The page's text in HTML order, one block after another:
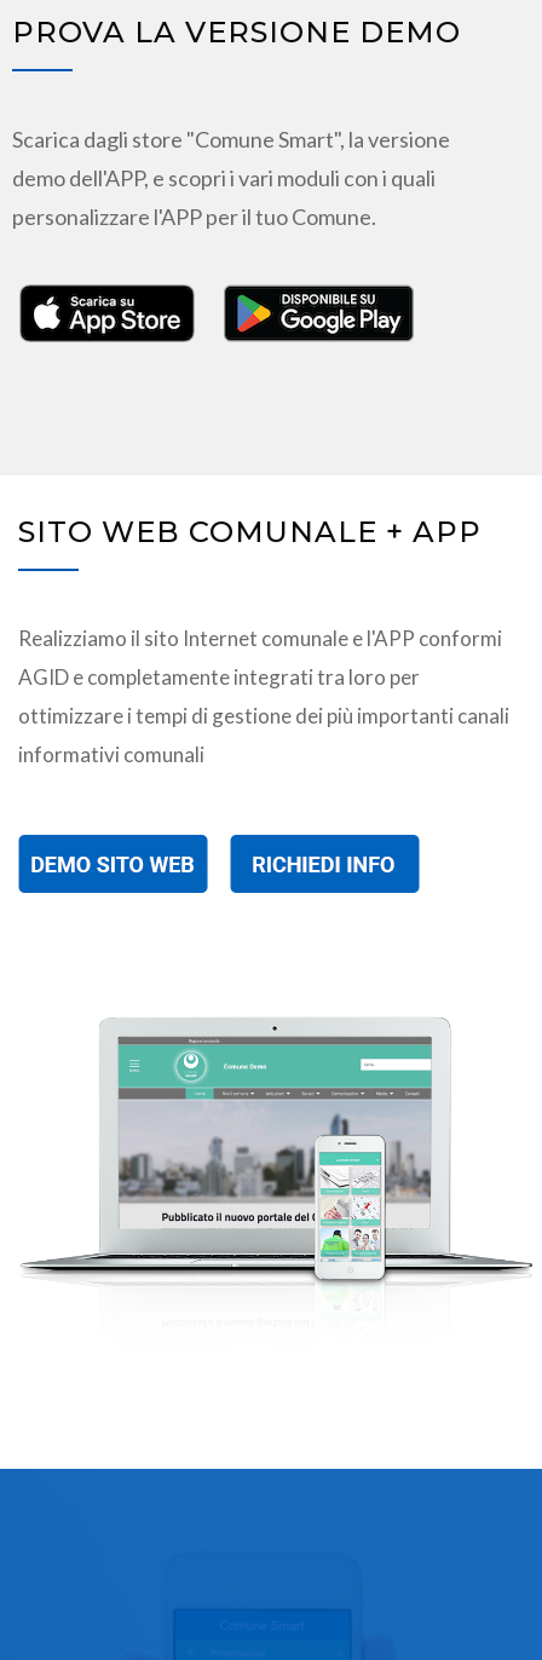
PROVA LA VERSIONE DEMO
Scarica dagli store "Comune Smart", la versione
demo dell'APP, e scopri i vari moduli con i quali
personalizzare l'APP per il tuo Comune.
SITO WEB COMUNALE + APP
Realizziamo il sito Internet comunale e l'APP conformi
AGID e completamente integrati tra loro per
ottimizzare i tempi di gestione dei più importanti canali
informativi comunali